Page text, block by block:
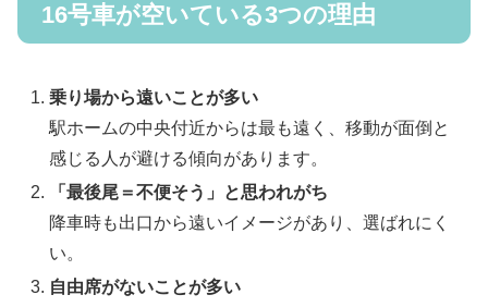
16号車が空いている3つの理由
乗り場から遠いことが多い
駅ホームの中央付近からは最も遠く、移動が面倒と
感じる人が避ける傾向があります。
「最後尾＝不便そう」と思われがち
降車時も出口から遠いイメージがあり、選ばれにく
い。
自由席がないことが多い